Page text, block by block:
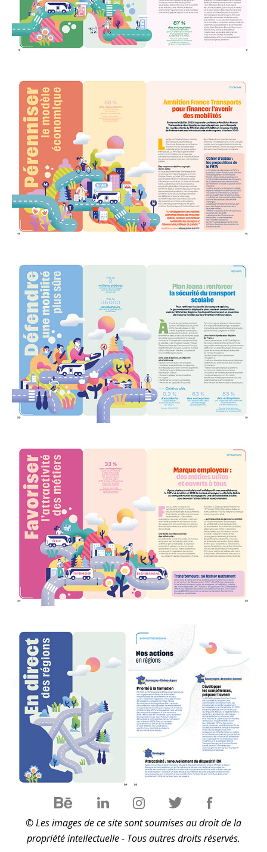
© Les images de ce site sont soumises au droit de la
propriété intellectuelle - Tous autres droits réservés.